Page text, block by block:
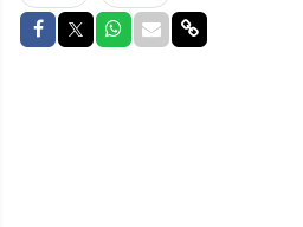
Delen op Facebook
Delen op Twitter
Delen op Whatsapp
Delen via Mail
Delen via link